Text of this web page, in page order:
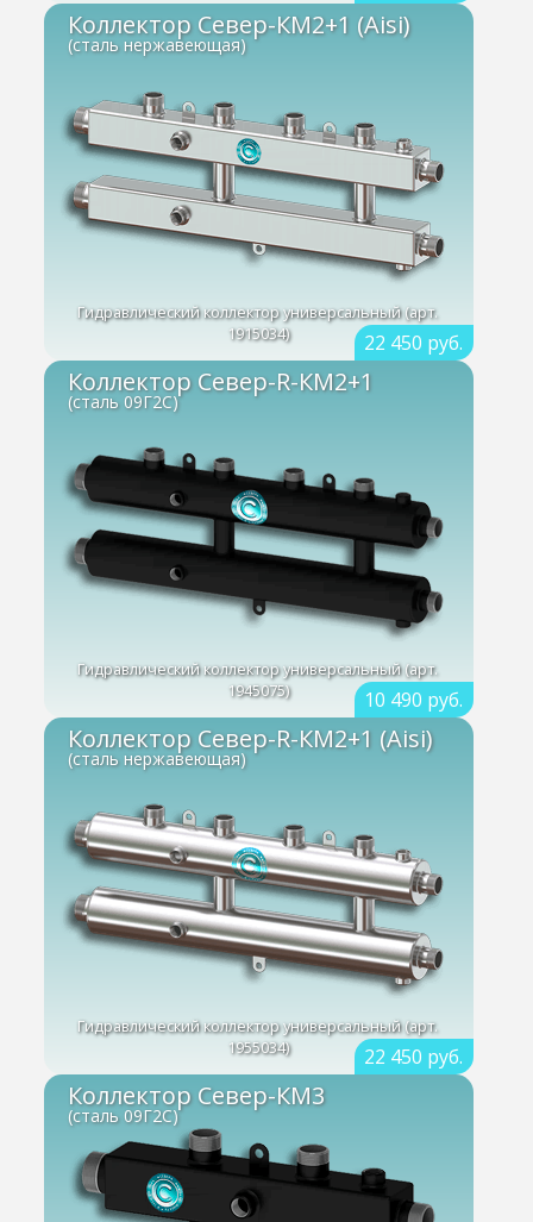
22 450 руб.
Коллектор Север-КМ2+1 (Aisi)
(сталь нержавеющая)
Гидравлический коллектор универсальный (арт.
1915034)
10 490 руб.
Коллектор Север-R-КМ2+1
(сталь 09Г2С)
Гидравлический коллектор универсальный (арт.
1945075)
22 450 руб.
Коллектор Север-R-КМ2+1 (Aisi)
(сталь нержавеющая)
Гидравлический коллектор универсальный (арт.
1955034)
Коллектор Север-КМ3
(сталь 09Г2С)